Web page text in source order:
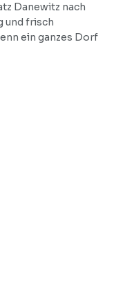
Danewitz nach
und frisch
ein ganzes Dorf